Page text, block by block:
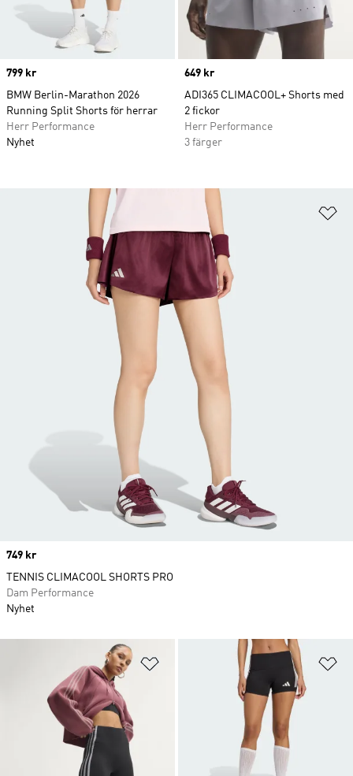
Price
799 kr
BMW Berlin-Marathon 2026
Running Split Shorts för herrar
Herr Performance
Nyhet
Price
649 kr
ADI365 CLIMACOOL+ Shorts med
2 fickor
Herr Performance
3 färger
Lägg till på önskelistan
Price
749 kr
TENNIS CLIMACOOL SHORTS PRO
Dam Performance
Nyhet